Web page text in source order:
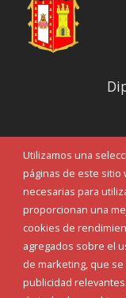
Utilizamos una
páginas de este sitio
necesarias para
proporcionan una
cookies de
agregados sobre el
de marketing, que
publicidad